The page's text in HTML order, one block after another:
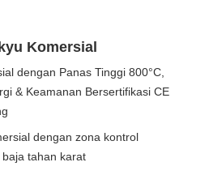
Komersial
dengan Panas Tinggi 800°C,
& Keamanan Bersertifikasi CE
dengan zona kontrol
tahan karat